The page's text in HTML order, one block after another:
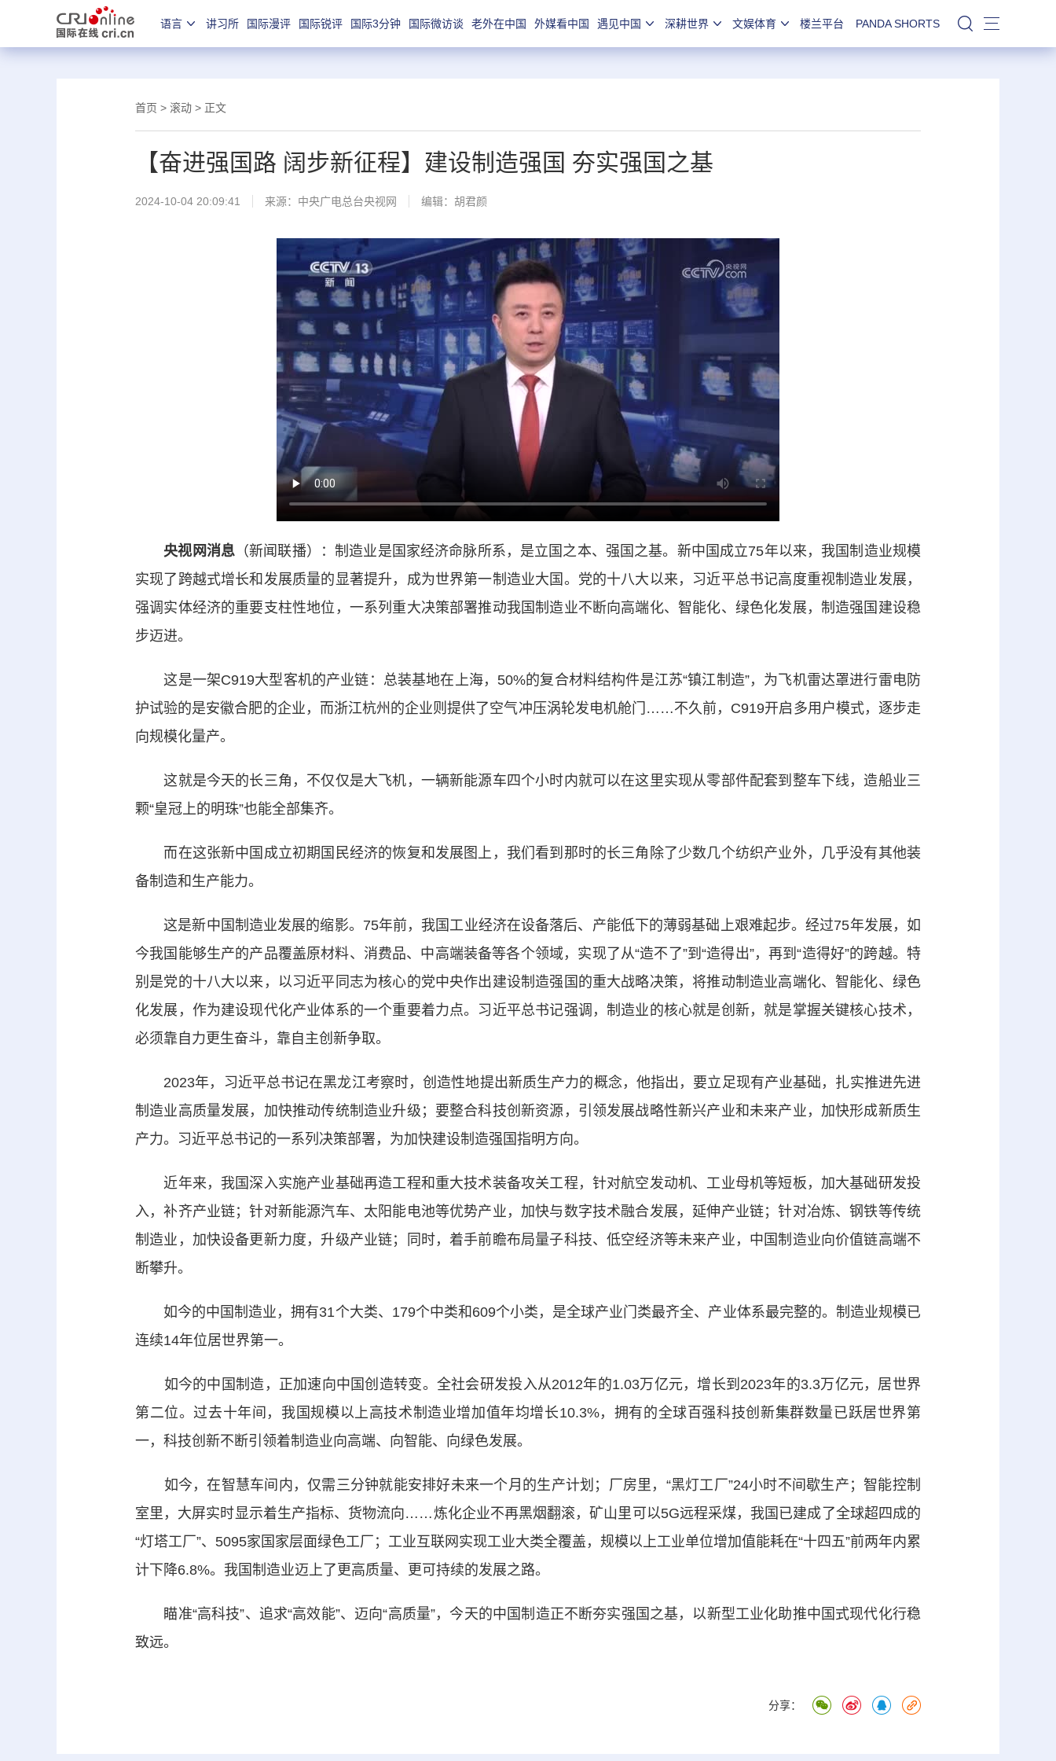
语言 讲习所 国际漫评 国际锐评 国际3分钟 国际微访谈 老外在中国 外媒看中国 遇见中国 深耕世界 文娱体育 楼兰平台 PANDA SHORTS 站内搜索
首页 > 滚动 > 正文
【奋进强国路 阔步新征程】建设制造强国 夯实强国之基
2024-10-04 20:09:41 来源： 中央广电总台央视网 编辑：胡君颜
央视网消息 （新闻联播）：制造业是国家经济命脉所系，是立国之本、强国之基。新中国成立75年以来，我国制造业规模
实现了跨越式增长和发展质量的显著提升，成为世界第一制造业大国。党的十八大以来，习近平总书记高度重视制造业发展，
强调实体经济的重要支柱性地位，一系列重大决策部署推动我国制造业不断向高端化、智能化、绿色化发展，制造强国建设稳
步迈进。
这是一架C919大型客机的产业链：总装基地在上海，50%的复合材料结构件是江苏“镇江制造”，为飞机雷达罩进行雷电防
护试验的是安徽合肥的企业，而浙江杭州的企业则提供了空气冲压涡轮发电机舱门……不久前，C919开启多用户模式，逐步走
向规模化量产。
这就是今天的长三角，不仅仅是大飞机，一辆新能源车四个小时内就可以在这里实现从零部件配套到整车下线，造船业三
颗“皇冠上的明珠”也能全部集齐。
而在这张新中国成立初期国民经济的恢复和发展图上，我们看到那时的长三角除了少数几个纺织产业外，几乎没有其他装
备制造和生产能力。
这是新中国制造业发展的缩影。75年前，我国工业经济在设备落后、产能低下的薄弱基础上艰难起步。经过75年发展，如
今我国能够生产的产品覆盖原材料、消费品、中高端装备等各个领域，实现了从“造不了”到“造得出”，再到“造得好”的跨越。特
别是党的十八大以来，以习近平同志为核心的党中央作出建设制造强国的重大战略决策，将推动制造业高端化、智能化、绿色
化发展，作为建设现代化产业体系的一个重要着力点。习近平总书记强调，制造业的核心就是创新，就是掌握关键核心技术，
必须靠自力更生奋斗，靠自主创新争取。
2023年，习近平总书记在黑龙江考察时，创造性地提出新质生产力的概念，他指出，要立足现有产业基础，扎实推进先进
制造业高质量发展，加快推动传统制造业升级；要整合科技创新资源，引领发展战略性新兴产业和未来产业，加快形成新质生
产力。习近平总书记的一系列决策部署，为加快建设制造强国指明方向。
近年来，我国深入实施产业基础再造工程和重大技术装备攻关工程，针对航空发动机、工业母机等短板，加大基础研发投
入，补齐产业链；针对新能源汽车、太阳能电池等优势产业，加快与数字技术融合发展，延伸产业链；针对冶炼、钢铁等传统
制造业，加快设备更新力度，升级产业链；同时，着手前瞻布局量子科技、低空经济等未来产业，中国制造业向价值链高端不
断攀升。
如今的中国制造业，拥有31个大类、179个中类和609个小类，是全球产业门类最齐全、产业体系最完整的。制造业规模已
连续14年位居世界第一。
如今的中国制造，正加速向中国创造转变。全社会研发投入从2012年的1.03万亿元，增长到2023年的3.3万亿元，居世界
第二位。过去十年间，我国规模以上高技术制造业增加值年均增长10.3%，拥有的全球百强科技创新集群数量已跃居世界第
一，科技创新不断引领着制造业向高端、向智能、向绿色发展。
如今，在智慧车间内，仅需三分钟就能安排好未来一个月的生产计划；厂房里，“黑灯工厂”24小时不间歇生产；智能控制
室里，大屏实时显示着生产指标、货物流向……炼化企业不再黑烟翻滚，矿山里可以5G远程采煤，我国已建成了全球超四成的
“灯塔工厂”、5095家国家层面绿色工厂；工业互联网实现工业大类全覆盖，规模以上工业单位增加值能耗在“十四五”前两年内累
计下降6.8%。我国制造业迈上了更高质量、更可持续的发展之路。
瞄准“高科技”、追求“高效能”、迈向“高质量”，今天的中国制造正不断夯实强国之基，以新型工业化助推中国式现代化行稳
致远。
分享：